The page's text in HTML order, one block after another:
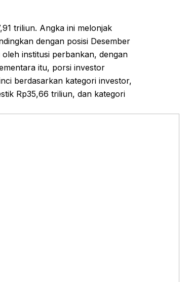
triliun. Angka ini melonjak
dengan posisi Desember
institusi perbankan, dengan
itu, porsi investor
berdasarkan kategori investor,
Rp35,66 triliun, dan kategori